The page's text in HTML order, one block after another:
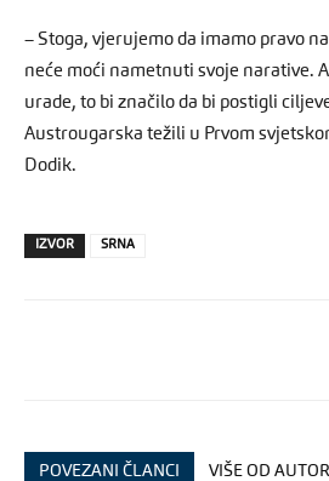
– Stoga, vjerujemo da imamo pravo
neće moći nametnuti svoje narative.
urade, to bi značilo da bi postigli
Austrougarska težili u Prvom
Dodik.
IZVOR SRNA
POVEZANI ČLANCI VIŠE OD